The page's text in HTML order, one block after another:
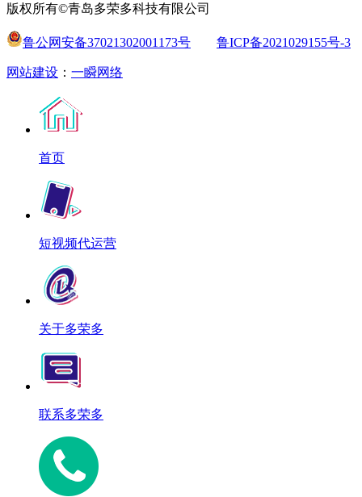
版权所有©青岛多荣多科技有限公司
鲁公网安备37021302001173号 鲁ICP备2021029155号-3
网站建设 ： 一瞬网络
首页
短视频代运营
关于多荣多
联系多荣多